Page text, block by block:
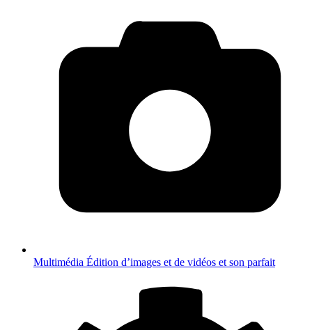
Multimédia Édition d’images et de vidéos et son parfait